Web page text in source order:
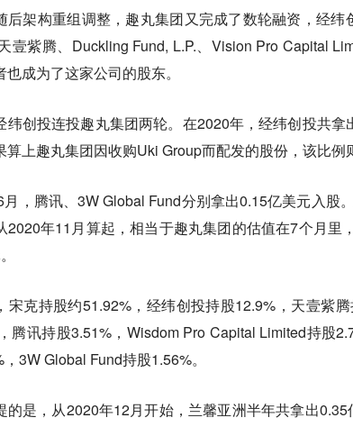
后架构重组调整，趣丸集团又完成了数轮融资，经
壹紫腾、Duckling Fund, L.P.、Vision Pro Capital
也成为了这家公司的股东。
纬创投连投趣丸集团两轮。在2020年，经纬创投共
算上趣丸集团因收购Uki Group而配发的股份，该比例
，腾讯、3W Global Fund分别拿出0.15亿美元入股
2020年11月算起，相当于趣丸集团的估值在7个月里
宋克持股约51.92%，经纬创投持股12.9%，天壹紫
腾讯持股3.51%，Wisdom Pro Capital Limited持股
3W Global Fund持股1.56%。
的是，从2020年12月开始，兰馨亚洲半年共拿出